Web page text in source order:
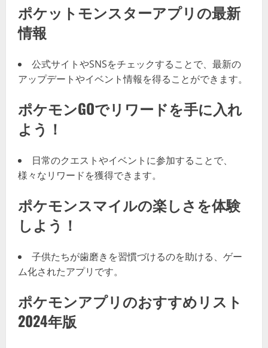
ポケットモンスターアプリの最新
情報
公式サイトやSNSをチェックすることで、最新の
アップデートやイベント情報を得ることができます。
ポケモンGOでリワードを手に入れ
よう！
日常のクエストやイベントに参加することで、
様々なリワードを獲得できます。
ポケモンスマイルの楽しさを体験
しよう！
子供たちが歯磨きを習慣づけるのを助ける、ゲー
ム化されたアプリです。
ポケモンアプリのおすすめリスト
2024年版